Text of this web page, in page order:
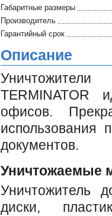
Габаритные размеры
Производитель
Гарантийный срок
Описание
TERMINATOR
офисов.
использования
документов.
Уничтожаемые
Уничтожитель
диски,